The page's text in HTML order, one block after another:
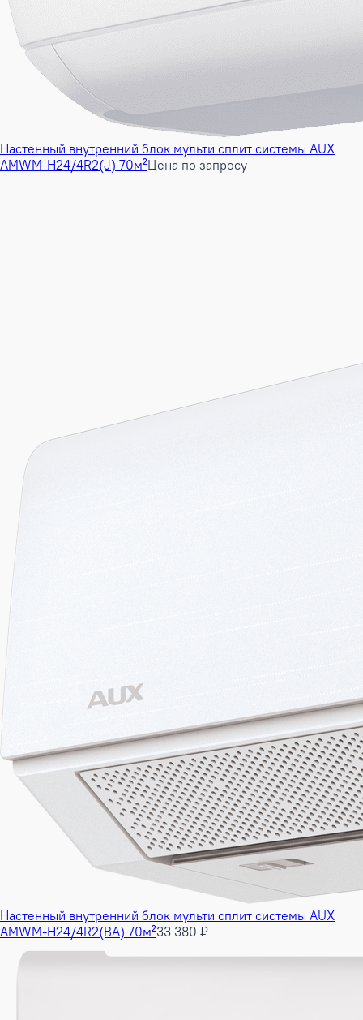
Настенный внутренний блок мульти сплит системы AUX
AMWM-H24/4R2(J) 70м²Цена по запросу
Настенный внутренний блок мульти сплит системы AUX
AMWM-H24/4R2(BA) 70м²33 380 ₽